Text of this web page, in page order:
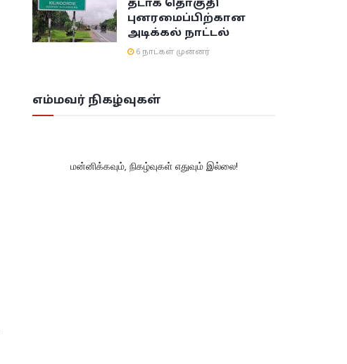
தடாக தொகுதி
புனரமைப்பிற்கான
அடிக்கல் நாட்டல்
6 நாட்கள் முன்னர்
எம்மவர் நிகழ்வுகள்
மன்னிக்கவும், நிகழ்வுகள் எதுவும் இல்லை!